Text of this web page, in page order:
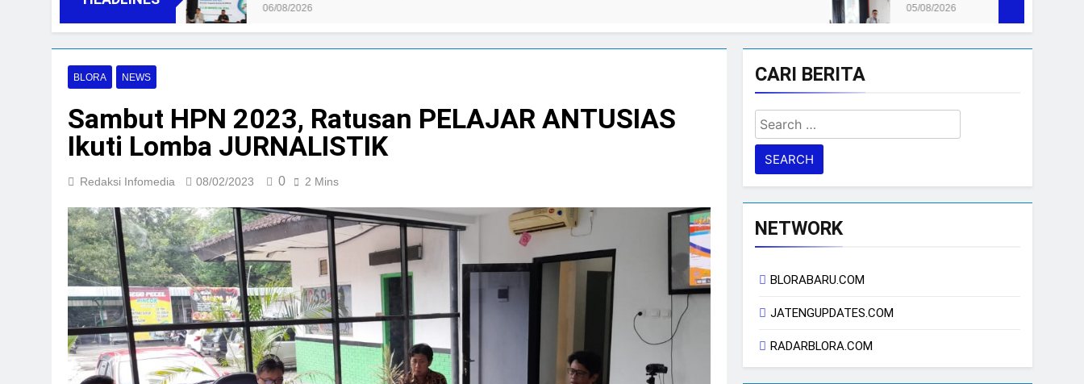
06/08/2026 05/08/2026
BLORA NEWS
Sambut HPN 2023, Ratusan PELAJAR ANTUSIAS
Ikuti Lomba JURNALISTIK
Redaksi Infomedia 08/02/2023 0 2 Mins
CARI BERITA
Search
for:
NETWORK
BLORABARU.COM
JATENGUPDATES.COM
RADARBLORA.COM